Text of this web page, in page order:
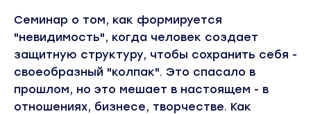
Семинар о том, как формируется
"невидимость", когда человек создает
защитную структуру, чтобы сохранить себя -
своеобразный "колпак". Это спасало в
прошлом, но это мешает в настоящем - в
отношениях, бизнесе, творчестве. Как